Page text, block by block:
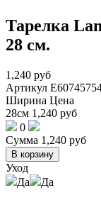
Тарелка
28 см.
1,240 руб
Артикул
Ширина Цена
28см 1,240 руб
0
Сумма 1,240 руб
В корзину
Уход
Да
Да